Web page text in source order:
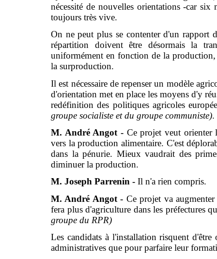
nécessité de nouvelles orientations -car
toujours très vive.
On ne peut plus se contenter d'un rapport
répartition doivent être désormais la
uniformément en fonction de la
la surproduction.
Il est nécessaire de repenser un modèle
d'orientation met en place les moyens d'y
redéfinition des politiques agricoles
groupe socialiste et du groupe communiste).
M. André Angot - Ce projet veut orienter
vers la production alimentaire. C'est
dans la pénurie. Mieux vaudrait des
diminuer la production.
M. Joseph Parrenin - Il n'a rien compris.
M. André Angot - Ce projet va
fera plus d'agriculture dans les préfectures
groupe du RPR)
Les candidats à l'installation risquent d'être
administratives que pour parfaire leur